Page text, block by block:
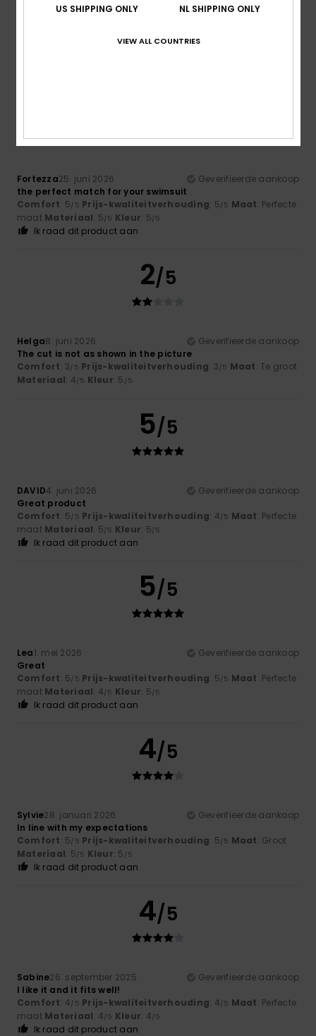
Prijs-kwaliteitverhouding
Fortezza25. juni 2026
Geverifieerde aankoop
the perfect match for your swimsuit
Comfort: 5/5 Prijs-kwaliteitverhouding: 5/5 Maat: Perfecte
maat Materiaal: 5/5 Kleur: 5/5
Ik raad dit product aan
2/5
Helga8. juni 2026
Geverifieerde aankoop
The cut is not as shown in the picture
Comfort: 3/5 Prijs-kwaliteitverhouding: 3/5 Maat: Te groot
Materiaal: 4/5 Kleur: 5 /5
5/5
DAVID4. juni 2026
Geverifieerde aankoop
Great product
Comfort: 5/5 Prijs-kwaliteitverhouding: 4/5 Maat: Perfecte
maat Materiaal: 5/5 Kleur: 5/5
Ik raad dit product aan
5/5
Lea1. mei 2026
Geverifieerde aankoop
Great
Comfort: 5/5 Prijs-kwaliteitverhouding: 5/5 Maat: Perfecte
maat Materiaal: 4/5 Kleur: 5/5
Ik raad dit product aan
4/5
Sylvie28. januari 2026
Geverifieerde aankoop
In line with my expectations
Comfort: 5/5 Prijs-kwaliteitverhouding: 5/5 Maat: Groot
Materiaal: 5/5 Kleur: 5 /5
Ik raad dit product aan
4/5
Sabine26. september 2025
Geverifieerde aankoop
I like it and it fits well!
Comfort: 4/5 Prijs-kwaliteitverhouding: 4/5 Maat: Perfecte
maat Materiaal: 4/5 Kleur: 4/5
Ik raad dit product aan
US SHIPPING ONLY NL SHIPPING ONLY
VIEW ALL COUNTRIES